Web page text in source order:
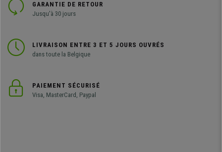
GARANTIE DE RETOUR
Jusqu'à 30 jours
LIVRAISON ENTRE 3 ET 5 JOURS OUVRÉS
dans toute la Belgique
PAIEMENT SÉCURISÉ
Visa, MasterCard, Paypal